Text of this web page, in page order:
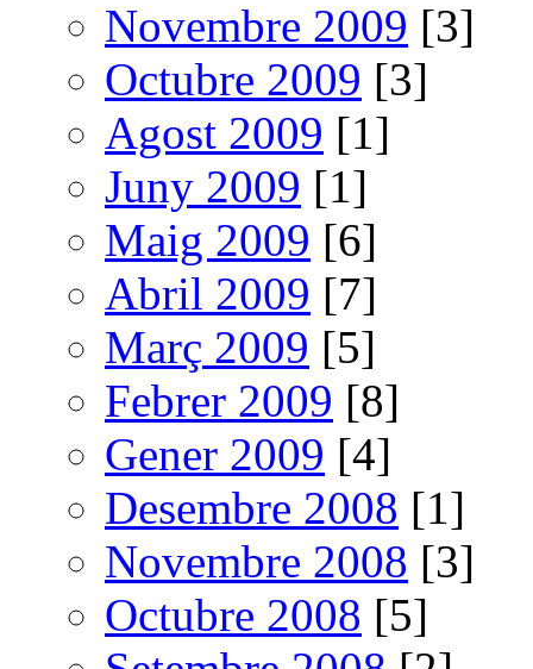
Novembre 2009 [3]
Octubre 2009 [3]
Agost 2009 [1]
Juny 2009 [1]
Maig 2009 [6]
Abril 2009 [7]
Març 2009 [5]
Febrer 2009 [8]
Gener 2009 [4]
Desembre 2008 [1]
Novembre 2008 [3]
Octubre 2008 [5]